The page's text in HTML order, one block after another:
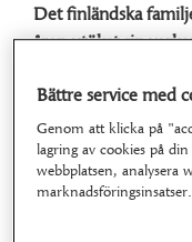
Det finländska
åren utökat sin
förvärv är
färdigmat.
Quality Meals är ett
och fryst färdigmat
Det
Bättre service med
Genom att klicka på
lagring av cookies på
webbplatsen, analysera
marknadsföringsinsatser.